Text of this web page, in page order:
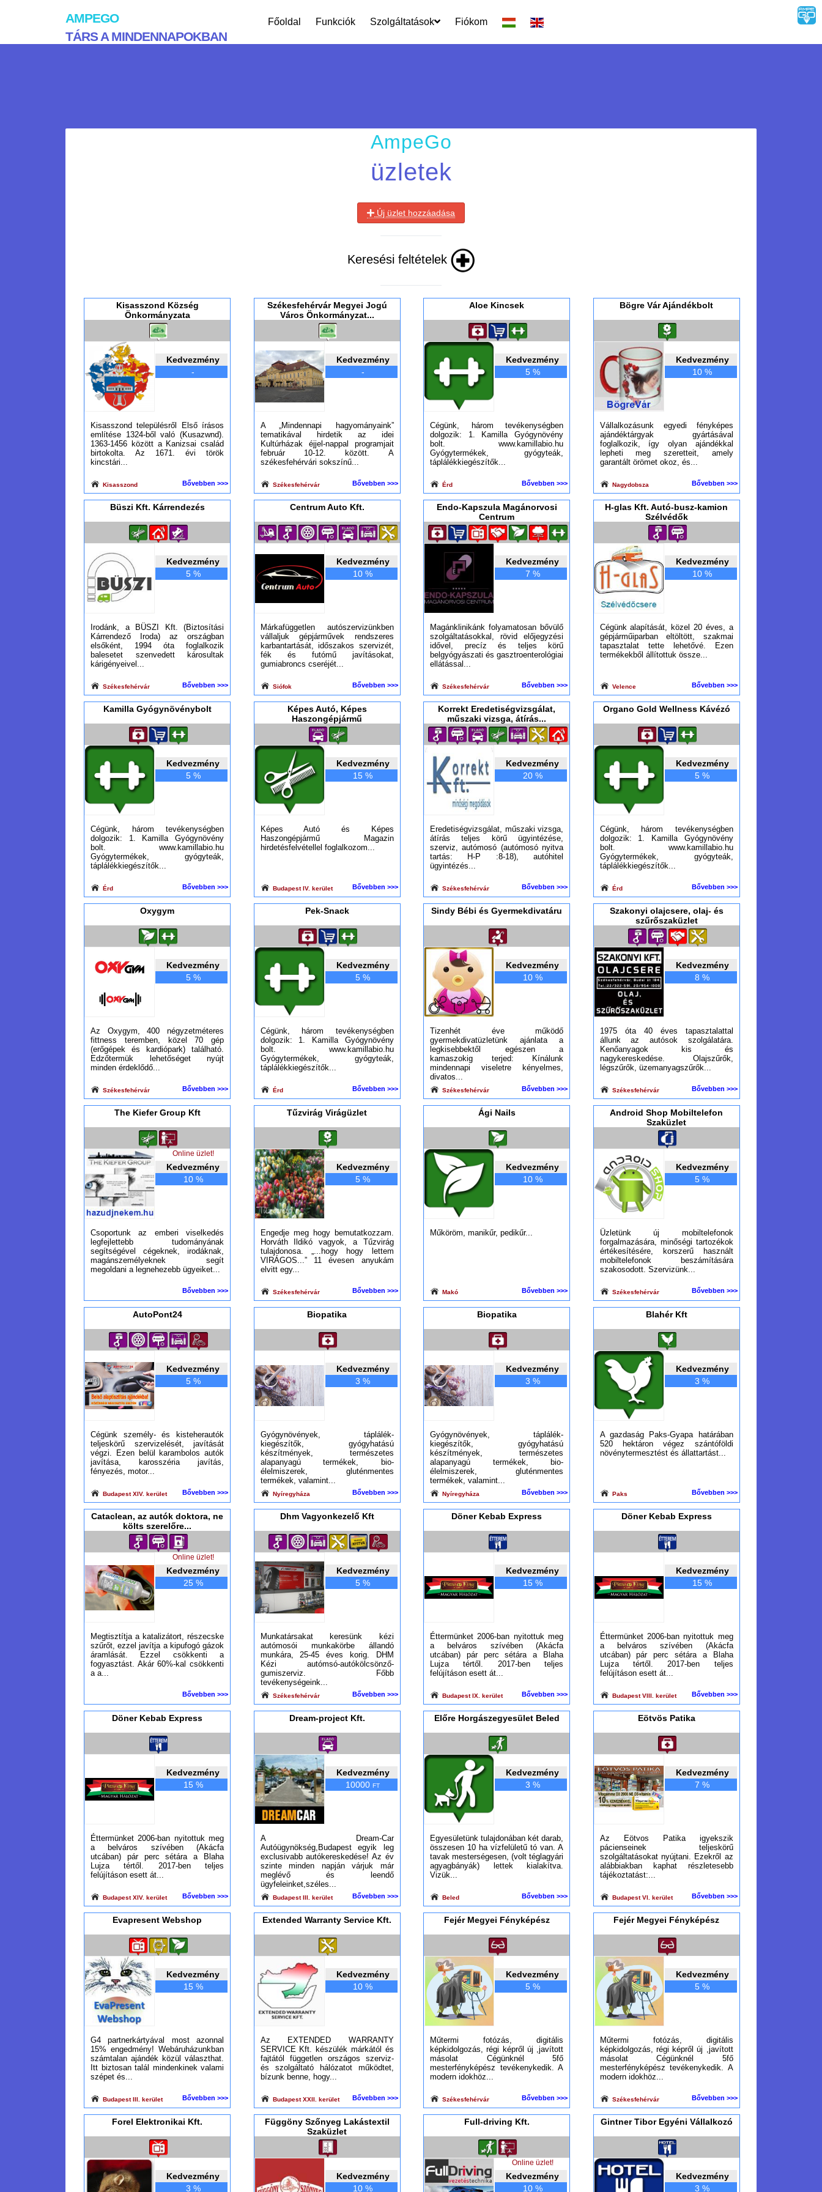
AMPEGO
TÁRS A MINDENNAPOKBAN
Főoldal Funkciók Szolgáltatások Fiókom
AmpeGo
üzletek
Új üzlet hozzáadása
Keresési feltételek
Kisasszond Község
Önkormányzata
Kedvezmény
-
Kisasszond településről Első írásos
említése 1324-ből való (Kusazwnd).
1363-1456 között a Kanizsai család
birtokolta. Az 1671. évi török
kincstári...
Kisasszond Bővebben >>>
Székesfehérvár Megyei Jogú
Város Önkormányzat...
Kedvezmény
-
A „Mindennapi hagyományaink”
tematikával hirdetik az idei
Kultúrházak éjjel-nappal programjait
február 10-12. között. A
székesfehérvári sokszínű...
Székesfehérvár Bővebben >>>
Aloe Kincsek
Kedvezmény
5 %
Cégünk, három tevékenységben
dolgozik: 1. Kamilla Gyógynövény
bolt. www.kamillabio.hu
Gyógytermékek, gyógyteák,
táplálékkiegészítők...
Érd Bővebben >>>
Bögre Vár Ajándékbolt
Kedvezmény
10 %
Vállalkozásunk egyedi fényképes
ajándéktárgyak gyártásával
foglalkozik, így olyan ajándékkal
lepheti meg szeretteit, amely
garantált örömet okoz, és...
Nagydobsza Bővebben >>>
Büszi Kft. Kárrendezés
Kedvezmény
5 %
Irodánk, a BÜSZI Kft. (Biztosítási
Kárrendező Iroda) az országban
elsőként, 1994 óta foglalkozik
balesetet szenvedett károsultak
kárigényeivel...
Székesfehérvár Bővebben >>>
Centrum Auto Kft.
Kedvezmény
10 %
Márkafüggetlen autószervizünkben
vállaljuk gépjárművek rendszeres
karbantartását, időszakos szervizét,
fék és futómű javításokat,
gumiabroncs cseréjét...
Siófok Bővebben >>>
Endo-Kapszula Magánorvosi
Centrum
Kedvezmény
7 %
Magánklinikánk folyamatosan bővülő
szolgáltatásokkal, rövid előjegyzési
idővel, precíz és teljes körű
belgyógyászati és gasztroenterológiai
ellátással...
Székesfehérvár Bővebben >>>
H-glas Kft. Autó-busz-kamion
Szélvédők
Kedvezmény
10 %
Cégünk alapítását, közel 20 éves, a
gépjárműiparban eltöltött, szakmai
tapasztalat tette lehetővé. Ezen
termékekből állítottuk össze...
Velence Bővebben >>>
Kamilla Gyógynövénybolt
Kedvezmény
5 %
Cégünk, három tevékenységben
dolgozik: 1. Kamilla Gyógynövény
bolt. www.kamillabio.hu
Gyógytermékek, gyógyteák,
táplálékkiegészítők...
Érd Bővebben >>>
Képes Autó, Képes
Haszongépjármű
Kedvezmény
15 %
Képes Autó és Képes
Haszongépjármű Magazin
hirdetésfelvétellel foglalkozom...
Budapest IV. kerület Bővebben >>>
Korrekt Eredetiségvizsgálat,
műszaki vizsga, átírás...
Kedvezmény
20 %
Eredetiségvizsgálat, műszaki vizsga,
átírás teljes körű ügyintézése,
szerviz, autómosó (autómosó nyitva
tartás: H-P :8-18), autóhitel
ügyintézés...
Székesfehérvár Bővebben >>>
Organo Gold Wellness Kávézó
Kedvezmény
5 %
Cégünk, három tevékenységben
dolgozik: 1. Kamilla Gyógynövény
bolt. www.kamillabio.hu
Gyógytermékek, gyógyteák,
táplálékkiegészítők...
Érd Bővebben >>>
Oxygym
Kedvezmény
5 %
Az Oxygym, 400 négyzetméteres
fittness teremben, közel 70 gép
(erőgépek és kardiópark) található.
Edzőtermük lehetőséget nyújt
minden érdeklődő...
Székesfehérvár Bővebben >>>
Pek-Snack
Kedvezmény
5 %
Cégünk, három tevékenységben
dolgozik: 1. Kamilla Gyógynövény
bolt. www.kamillabio.hu
Gyógytermékek, gyógyteák,
táplálékkiegészítők...
Érd Bővebben >>>
Sindy Bébi és Gyermekdivatáru
Kedvezmény
10 %
Tizenhét éve működő
gyermekdivatüzletünk ajánlata a
legkisebbektől egészen a
kamaszokig terjed: Kínálunk
mindennapi viseletre kényelmes,
divatos...
Székesfehérvár Bővebben >>>
Szakonyi olajcsere, olaj- és
szűrőszaküzlet
Kedvezmény
8 %
1975 óta 40 éves tapasztalattal
állunk az autósok szolgálatára.
Kenőanyagok kis és
nagykereskedése. Olajszűrők,
légszűrők, üzemanyagszűrők...
Székesfehérvár Bővebben >>>
The Kiefer Group Kft
Kedvezmény
10 %
Online üzlet!
Csoportunk az emberi viselkedés
legfejlettebb tudományának
segítségével cégeknek, irodáknak,
magánszemélyeknek segít
megoldani a legnehezebb ügyeiket...
Bővebben >>>
Tűzvirág Virágüzlet
Kedvezmény
5 %
Engedje meg hogy bemutatkozzam.
Horváth Ildikó vagyok, a Tűzvirág
tulajdonosa. „...hogy hogy lettem
VIRÁGOS...” 11 évesen anyukám
elvitt egy...
Székesfehérvár Bővebben >>>
Ági Nails
Kedvezmény
10 %
Műköröm, manikűr, pedikűr...
Makó Bővebben >>>
Android Shop Mobiltelefon
Szaküzlet
Kedvezmény
5 %
Üzletünk új mobiltelefonok
forgalmazására, minőségi tartozékok
értékesítésére, korszerű használt
mobiltelefonok beszámítására
szakosodott. Szervizünk...
Székesfehérvár Bővebben >>>
AutoPont24
Kedvezmény
5 %
Cégünk személy- és kisteherautók
teljeskörű szervizelését, javítását
végzi. Ezen belül karambolos autók
javítása, karosszéria javítás,
fényezés, motor...
Budapest XIV. kerület Bővebben >>>
Biopatika
Kedvezmény
3 %
Gyógynövények, táplálék-
kiegészítők, gyógyhatású
készítmények, természetes
alapanyagú termékek, bio-
élelmiszerek, gluténmentes
termékek, valamint...
Nyíregyháza Bővebben >>>
Biopatika
Kedvezmény
3 %
Gyógynövények, táplálék-
kiegészítők, gyógyhatású
készítmények, természetes
alapanyagú termékek, bio-
élelmiszerek, gluténmentes
termékek, valamint...
Nyíregyháza Bővebben >>>
Blahér Kft
Kedvezmény
3 %
A gazdaság Paks-Gyapa határában
520 hektáron végez szántóföldi
növénytermesztést és állattartást...
Paks Bővebben >>>
Cataclean, az autók doktora, ne
költs szerelőre...
Kedvezmény
25 %
Online üzlet!
Megtisztítja a katalizátort, részecske
szűrőt, ezzel javítja a kipufogó gázok
áramlását. Ezzel csökkenti a
fogyasztást. Akár 60%-kal csökkenti
a a...
Bővebben >>>
Dhm Vagyonkezelő Kft
Kedvezmény
5 %
Munkatársakat keresünk kézi
autómosói munkakörbe állandó
munkára, 25-45 éves korig. DHM
Kézi autómsó-autókölcsönző-
gumiszerviz. Főbb
tevékenységeink...
Székesfehérvár Bővebben >>>
Döner Kebab Express
Kedvezmény
15 %
Éttermünket 2006-ban nyitottuk meg
a belváros szívében (Akácfa
utcában) pár perc sétára a Blaha
Lujza tértől. 2017-ben teljes
felújításon esett át...
Budapest IX. kerület Bővebben >>>
Döner Kebab Express
Kedvezmény
15 %
Éttermünket 2006-ban nyitottuk meg
a belváros szívében (Akácfa
utcában) pár perc sétára a Blaha
Lujza tértől. 2017-ben teljes
felújításon esett át...
Budapest VIII. kerület Bővebben >>>
Döner Kebab Express
Kedvezmény
15 %
Éttermünket 2006-ban nyitottuk meg
a belváros szívében (Akácfa
utcában) pár perc sétára a Blaha
Lujza tértől. 2017-ben teljes
felújításon esett át...
Budapest XIV. kerület Bővebben >>>
Dream-project Kft.
Kedvezmény
10000 FT
A Dream-Car
Autóügynökség,Budapest egyik leg
exclusivabb autókereskedése! Az év
szinte minden napján várjuk már
meglévő és leendő
ügyfeleinket,széles...
Budapest III. kerület Bővebben >>>
Előre Horgászegyesület Beled
Kedvezmény
3 %
Egyesületünk tulajdonában két darab,
összesen 10 ha vízfelületű tó van. A
tavak mesterségesen, (volt téglagyári
agyagbányák) lettek kialakítva.
Vizük...
Beled Bővebben >>>
Eötvös Patika
Kedvezmény
7 %
Az Eötvos Patika igyekszik
pácienseinek teljeskörű
szolgáltatásokat nyújtani. Ezekről az
alábbiakban kaphat részletesebb
tájékoztatást:...
Budapest VI. kerület Bővebben >>>
Evapresent Webshop
Kedvezmény
15 %
G4 partnerkártyával most azonnal
15% engedmény! Webáruházunkban
számtalan ajándék közül választhat.
Itt biztosan talál mindenkinek valami
szépet és...
Budapest III. kerület Bővebben >>>
Extended Warranty Service Kft.
Kedvezmény
10 %
Az EXTENDED WARRANTY
SERVICE Kft. készülék márkától és
fajtától független országos szerviz-
és szolgáltató hálózatot működtet,
bízunk benne, hogy...
Budapest XXII. kerület Bővebben >>>
Fejér Megyei Fényképész
Kedvezmény
5 %
Műtermi fotózás, digitális
képkidolgozás, régi képről új ,javított
másolat Cégünknél 5fő
mesterfényképész tevékenykedik. A
modern idokhöz...
Székesfehérvár Bővebben >>>
Fejér Megyei Fényképész
Kedvezmény
5 %
Műtermi fotózás, digitális
képkidolgozás, régi képről új ,javított
másolat Cégünknél 5fő
mesterfényképész tevékenykedik. A
modern idokhöz...
Székesfehérvár Bővebben >>>
Forel Elektronikai Kft.
Kedvezmény
3 %
Függöny Szőnyeg Lakástextil
Szaküzlet
Kedvezmény
10 %
Full-driving Kft.
Kedvezmény
10 %
Online üzlet!
Gintner Tibor Egyéni Vállalkozó
Kedvezmény
3 %